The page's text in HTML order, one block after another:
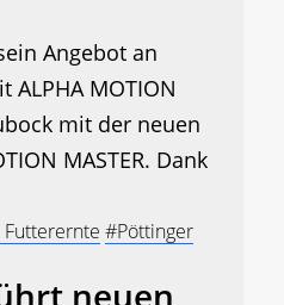
Angebot an
ALPHA MOTION
mit der neuen
MASTER. Dank
#Pöttinger
neuen